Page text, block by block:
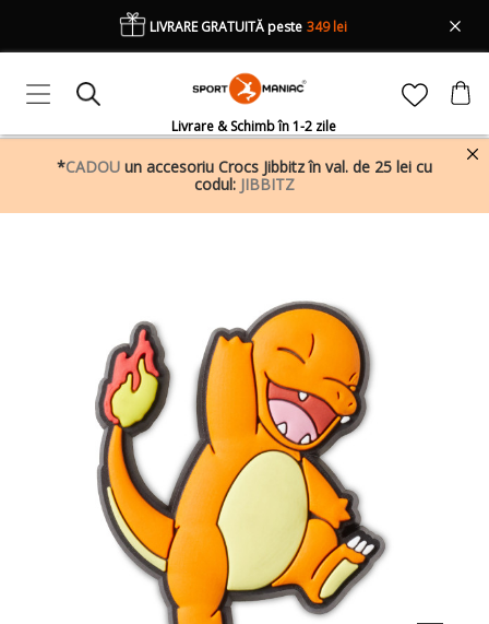
Livrare & Schimb în 1-2 zile
LIVRARE GRATUITĂ peste 349 lei
*CADOU un accesoriu Crocs Jibbitz în val. de 25 lei cu
codul: JIBBITZ